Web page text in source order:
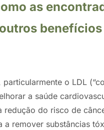
as
o LDL
a saúde
do risco de
remover substâncias